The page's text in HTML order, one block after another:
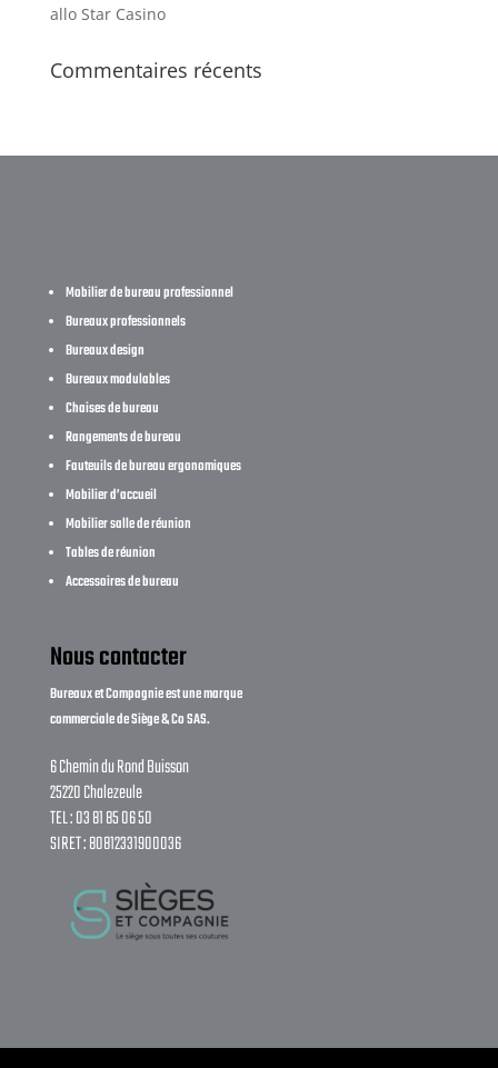
allo Star Casino
Commentaires récents
Mobilier de bureau professionnel
Bureaux professionnels
Bureaux design
Bureaux modulables
Chaises de bureau
Rangements de bureau
Fauteuils de bureau ergonomiques
Mobilier d’accueil
Mobilier salle de réunion
Tables de réunion
Accessoires de bureau
Nous contacter
Bureaux et Compagnie est une marque
commerciale de Siège & Co SAS.
6 Chemin du Rond Buisson
25220 Chalezeule
TEL : 03 81 85 06 50
SIRET : 80812331900036